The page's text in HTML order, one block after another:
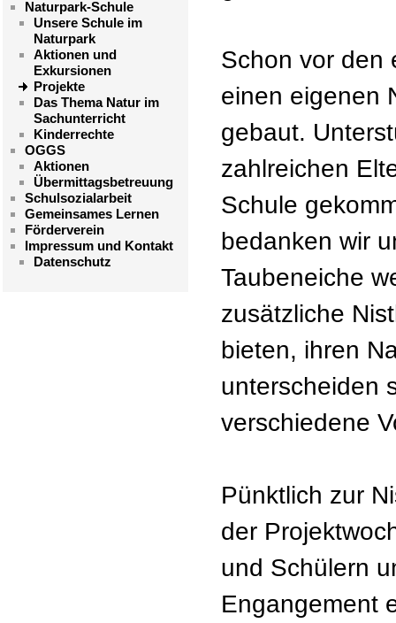
Schon vor den
einen eigenen
gebaut.
zahlreichen
Schule
bedanken wir
Taubeneiche
zusätzliche
bieten, ihren
unterscheiden
verschiedene
Pünktlich zur
der
und Schülern
Engangement
Naturpark-Schule
Unsere Schule im
Naturpark
Aktionen und
Exkursionen
Projekte
Das Thema Natur im
Sachunterricht
Kinderrechte
OGGS
Aktionen
Übermittagsbetreuung
Schulsozialarbeit
Gemeinsames Lernen
Förderverein
Impressum und Kontakt
Datenschutz